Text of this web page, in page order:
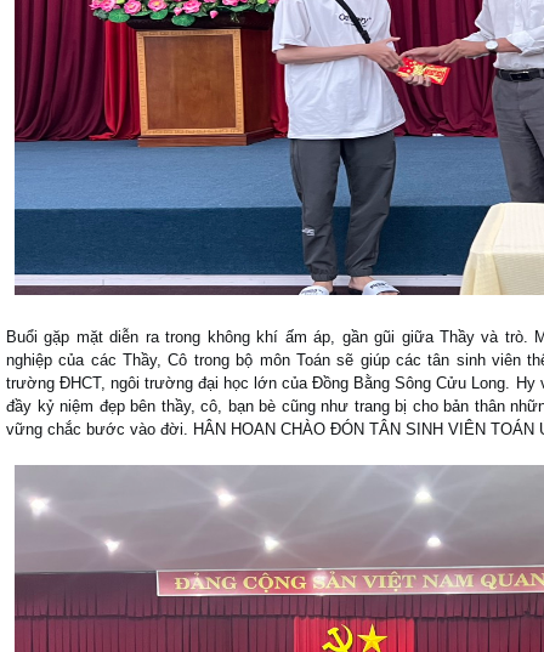
Buổi gặp mặt diễn ra trong không khí ấm áp, gần gũi giữa Thầy và trò.
nghiệp của các Thầy, Cô trong bộ môn Toán sẽ giúp các tân sinh viên
trường ĐHCT, ngôi trường đại học lớn của Đồng Bằng Sông Cửu Long. Hy
đầy kỷ niệm đẹp bên thầy, cô, bạn bè cũng như trang bị cho bản thân
vững chắc bước vào đời. HÂN HOAN CHÀO ĐÓN TÂN SINH VIÊN TOÁN